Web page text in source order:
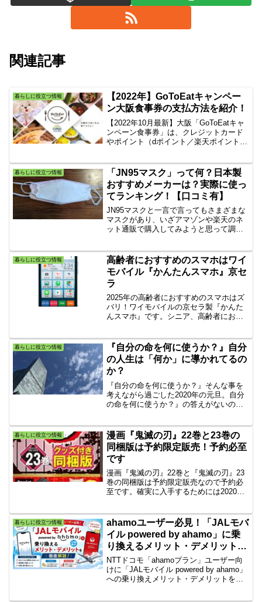
関連記事
暮らしに役立つ情報
【2022年】GoToEatキャンペー
ン大阪食事券の支払方法を紹介！
【2022年10月最新】大阪「GoToEatキャ
ンペーン食事券」は、クレジットカード
やポイント（dポイント／楽天ポイント／
PayPay・au PAY ・ゆうちょPayなどの
決済方法にてファミマでお支払いできま
す。
暮らしに役立つ情報
「JN95マスク」って何？日本製
おすすめメーカーは？実際に使っ
てランキング！【口コミ有】
JN95マスクと一言で言ってもさまざまな
マスクがあり、いざアマゾンや楽天のネ
ット通販で購入してみようと思って調べ
分自身で実際に使用して比較してからお
すすめできるメーカーだけをご紹介しま
す。
暮らしに役立つ情報
高齢者におすすめのスマホはワイ
モバイル『かんたんスマホ』京セ
ラ
2025年の高齢者におすすめのスマホはズ
バリ！ワイモバイルの京セラ製『かんた
んスマホ』です。シニア、高齢者におす
スマホでオンライン帰省をしよう！
暮らしに役立つ情報
『自分の命を何に使うか？』自分
の人生は「何か」に導かれてるの
か？
『自分の命を何に使うか？』そんな事を
考えながら過ごした2020年の元旦。自分
の命を何に使うか？』の答えがないの
か」は、「価値観の違い」でみんな違う
のは理解できている。哲学的には？
暮らしに役立つ情報
漫画『鬼滅の刃』22巻と23巻の
同梱版は予約限定販売！予約必至
です
漫画『鬼滅の刃』22巻と『鬼滅の刃』23
巻の同梱版は予約限定販売なので予約必
至です。確実に入手するためには2020年6
巻の特装版は重版するので安心。
暮らしに役立つ情報
ahamoユーザー必見！「JALモバ
イル powered by ahamo」に乗
り換えるメリット・デメリットを
徹底解説
NTTドコモ「ahamoプラン」ユーザー向
けに「JALモバイル powered by ahamo」
への乗り換えメリット・デメリットを徹